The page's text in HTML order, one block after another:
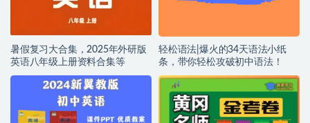
暑假复习大合集，2025年外研版
英语八年级上册资料合集等
轻松语法|爆火的34天语法小纸
条，带你轻松攻破初中语法！